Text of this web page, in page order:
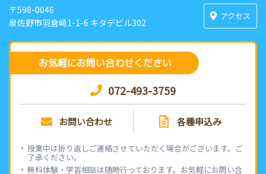
〒598-0046
泉佐野市羽倉崎1-1-6 キタデビル302
アクセス
お気軽にお問い合わせください
072-493-3759
お問い合わせ 各種申込み
授業中は折り返しご連絡させていただく場合がございます。ご
了承ください。
無料体験・学習相談は随時行っております。お気軽にお問い合